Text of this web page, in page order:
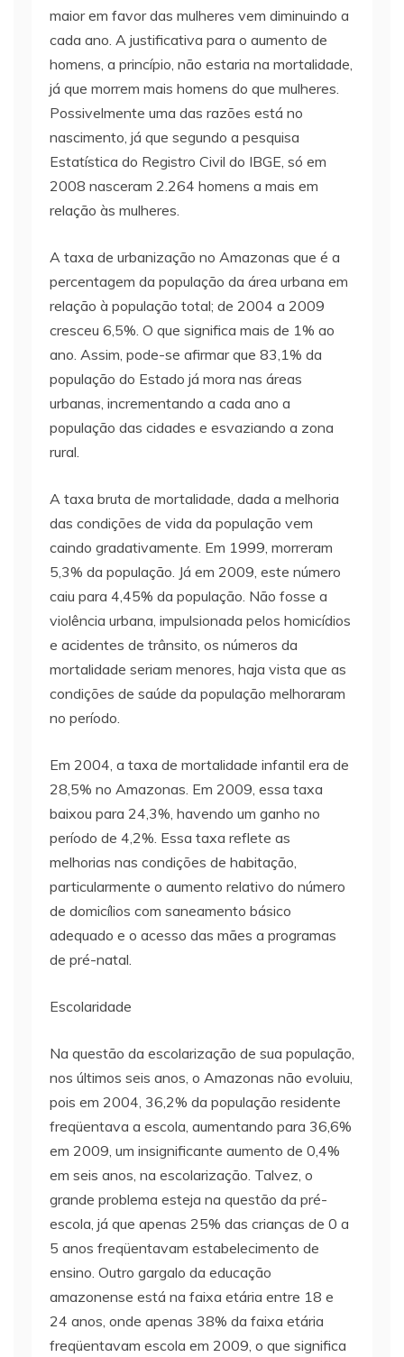
maior em favor das mulheres vem diminuindo a
cada ano. A justificativa para o aumento de
homens, a princípio, não estaria na mortalidade,
já que morrem mais homens do que mulheres.
Possivelmente uma das razões está no
nascimento, já que segundo a pesquisa
Estatística do Registro Civil do IBGE, só em
2008 nasceram 2.264 homens a mais em
relação às mulheres.
A taxa de urbanização no Amazonas que é a
percentagem da população da área urbana em
relação à população total; de 2004 a 2009
cresceu 6,5%. O que significa mais de 1% ao
ano. Assim, pode-se afirmar que 83,1% da
população do Estado já mora nas áreas
urbanas, incrementando a cada ano a
população das cidades e esvaziando a zona
rural.
A taxa bruta de mortalidade, dada a melhoria
das condições de vida da população vem
caindo gradativamente. Em 1999, morreram
5,3% da população. Já em 2009, este número
caiu para 4,45% da população. Não fosse a
violência urbana, impulsionada pelos homicídios
e acidentes de trânsito, os números da
mortalidade seriam menores, haja vista que as
condições de saúde da população melhoraram
no período.
Em 2004, a taxa de mortalidade infantil era de
28,5% no Amazonas. Em 2009, essa taxa
baixou para 24,3%, havendo um ganho no
período de 4,2%. Essa taxa reflete as
melhorias nas condições de habitação,
particularmente o aumento relativo do número
de domicílios com saneamento básico
adequado e o acesso das mães a programas
de pré-natal.
Escolaridade
Na questão da escolarização de sua população,
nos últimos seis anos, o Amazonas não evoluiu,
pois em 2004, 36,2% da população residente
freqüentava a escola, aumentando para 36,6%
em 2009, um insignificante aumento de 0,4%
em seis anos, na escolarização. Talvez, o
grande problema esteja na questão da pré-
escola, já que apenas 25% das crianças de 0 a
5 anos freqüentavam estabelecimento de
ensino. Outro gargalo da educação
amazonense está na faixa etária entre 18 e
24 anos, onde apenas 38% da faixa etária
freqüentavam escola em 2009, o que significa